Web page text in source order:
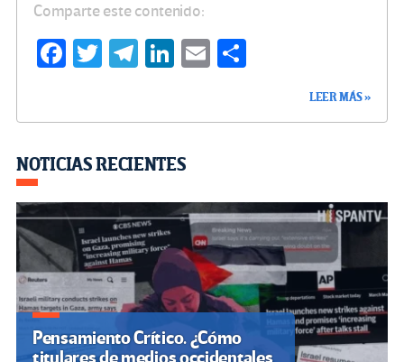
Comparte este contenido:
Fa
o
k
T
Te
m
Li
n
E
tir
LEER MÁS »
NOTICIAS RECIENTES
Pensamiento Crítico. ¿Cómo